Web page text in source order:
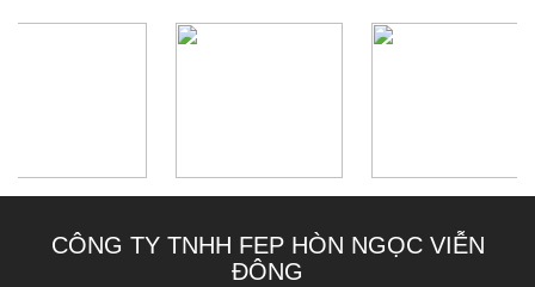
CÔNG TY TNHH FEP HÒN NGỌC VIỄN
ĐÔNG